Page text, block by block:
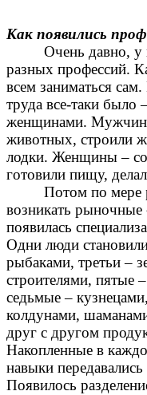
Как появились
Очень давно,
разных профессий.
всем заниматься
труда все-таки
женщинами.
животных, строили
лодки. Женщины –
готовили пищу,
Потом по мере
возникать
появилась
Одни люди
рыбаками, третьи –
строителями, пятые
седьмые –
колдунами,
друг с другом
Накопленные в
навыки
Появилось